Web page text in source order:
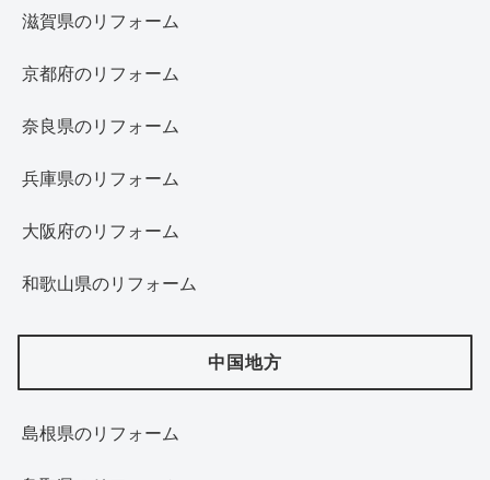
滋賀県のリフォーム
京都府のリフォーム
奈良県のリフォーム
兵庫県のリフォーム
大阪府のリフォーム
和歌山県のリフォーム
中国地方
島根県のリフォーム